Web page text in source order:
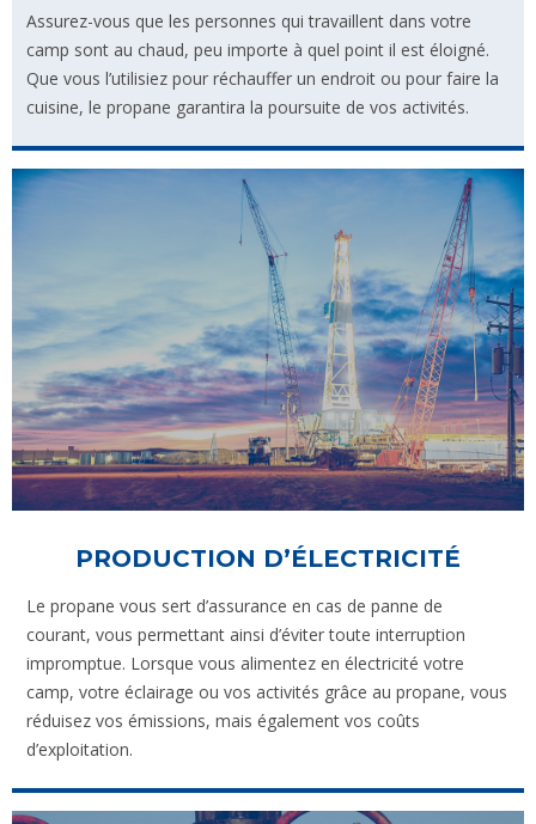
Assurez-vous que les personnes qui travaillent dans votre
camp sont au chaud, peu importe à quel point il est éloigné.
Que vous l’utilisiez pour réchauffer un endroit ou pour faire la
cuisine, le propane garantira la poursuite de vos activités.
PRODUCTION D’ÉLECTRICITÉ
Le propane vous sert d’assurance en cas de panne de
courant, vous permettant ainsi d’éviter toute interruption
impromptue. Lorsque vous alimentez en électricité votre
camp, votre éclairage ou vos activités grâce au propane, vous
réduisez vos émissions, mais également vos coûts
d’exploitation.